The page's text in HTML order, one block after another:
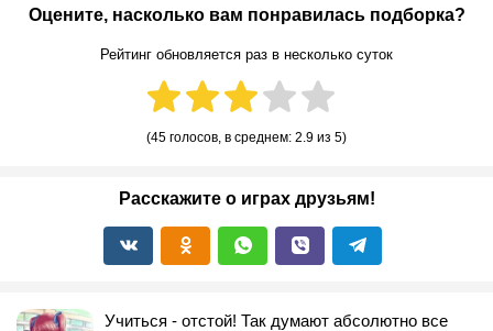
Учиться - отстой! Так думают абсолютно все
Оцените, насколько вам понравилась подборка?
Рейтинг обновляется раз в несколько суток
(45 голосов, в среднем: 2.9 из 5)
Расскажите о играх друзьям!